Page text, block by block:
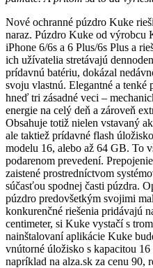
Nové ochranné púzdro Kuke
naraz. Púzdro Kuke od výrobcu
iPhone 6/6s a 6 Plus/6s Plus a
ich užívatelia stretávajú
prídavnú batériu, dokázal
svoju vlastnú. Elegantné a
hneď tri zásadné veci –
energie na celý deň a zároveň
Obsahuje totiž nielen vstavaný
ale taktiež prídavné flash
modelu 16, alebo až 64 GB. To
podarenom prevedení.
zaistené prostredníctvom
súčasťou spodnej časti púzdra.
púzdro predovšetkým svojimi
konkurenčné riešenia pridávajú
centimeter, si Kuke vystačí s
nainštalovaní aplikácie Kuke
vnútorné úložisko s kapacitou
napríklad na alza.sk za cenu 90,